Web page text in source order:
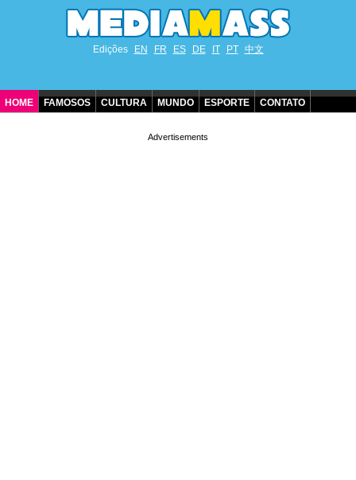
Edições EN FR ES DE IT PT 中文
HOME FAMOSOS CULTURA MUNDO ESPORTE CONTATO